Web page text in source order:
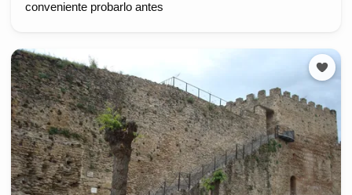
conveniente probarlo antes